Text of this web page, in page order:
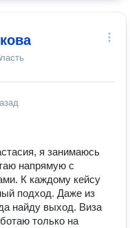
я занимаюсь
напрямую с
К каждому кейсу
подход. Даже из
найду выход. Виза
только на